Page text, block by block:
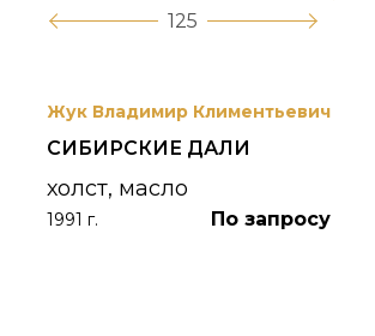
125
Жук Владимир Климентьевич
СИБИРСКИЕ ДАЛИ
холст, масло
1991 г. По запросу